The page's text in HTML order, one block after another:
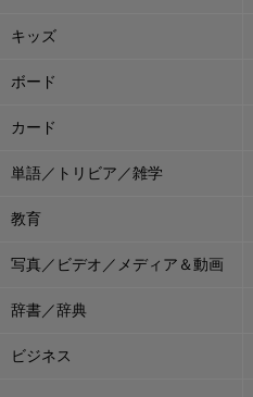
キッズ
ボード
カード
単語／トリビア／雑学
教育
写真／ビデオ／メディア＆動画
辞書／辞典
ビジネス